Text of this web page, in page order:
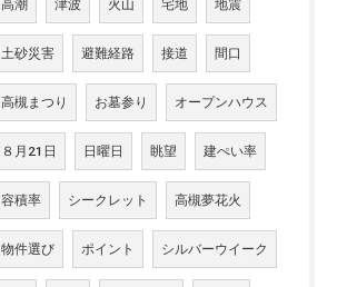
高潮 津波 火山 宅地 地震
土砂災害 避難経路 接道 間口
高槻まつり お墓参り オープンハウス
８月21日 日曜日 眺望 建ぺい率
容積率 シークレット 高槻夢花火
物件選び ポイント シルバーウイーク